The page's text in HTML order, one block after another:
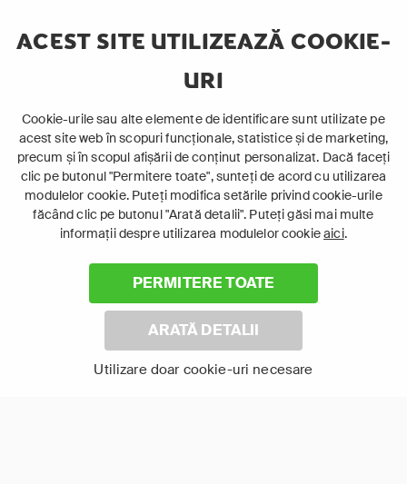
ACEST SITE UTILIZEAZĂ COOKIE-
URI
Cookie-urile sau alte elemente de identificare sunt utilizate pe
acest site web în scopuri funcționale, statistice și de marketing,
precum și în scopul afișării de conținut personalizat. Dacă faceți
clic pe butonul "Permitere toate", sunteți de acord cu utilizarea
modulelor cookie. Puteți modifica setările privind cookie-urile
făcând clic pe butonul "Arată detalii". Puteți găsi mai multe
informații despre utilizarea modulelor cookieaici.
PERMITERE TOATE
ARATĂ DETALII
Utilizare doar cookie-uri necesare
Laptop
Intră în pat și urmărește acel episod incitant.
ABONEAZĂ-TE ACUM
Cerințe de sistem